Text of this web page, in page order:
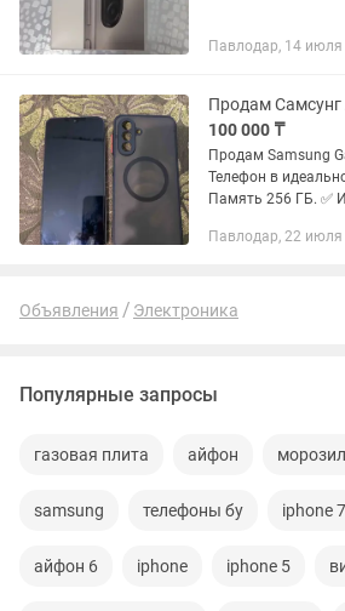
Павлодар, 14 июля
Продам Самсунг
100 000 ₸
Продам Samsung
Телефон в
Память 256 ГБ. ✅
коробка,
Павлодар, 22 июля
Объявления Электроника
Популярные запросы
газовая плита айфон
samsung телефоны бу iphone 7
айфон 6 iphone iphone 5